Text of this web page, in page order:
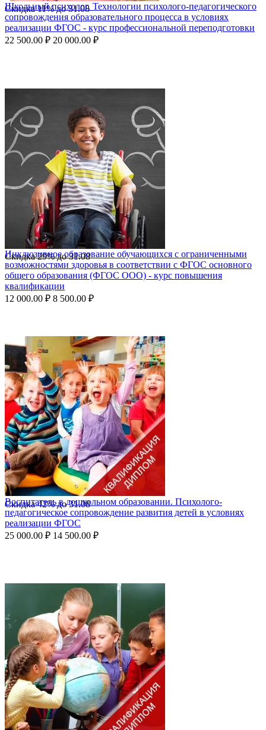
Скидка11%до31.08
Школьный психолог. Технологии психолого-педагогического
сопровождения образовательного процесса в условиях
реализации ФГОС - курс профессиональной переподготовки
22 500.00 ₽ 20 000.00 ₽
Скидка29%до31.08
Инклюзивное образование обучающихся с ограниченными
возможностями здоровья в соответствии с ФГОС основного
общего образования (ФГОС ООО) - курс повышения
квалификации
12 000.00 ₽ 8 500.00 ₽
Скидка42%до31.08
Воспитатель в дошкольном образовании. Психолого-
педагогическое сопровождение развития детей в условиях
реализации ФГОС
25 000.00 ₽ 14 500.00 ₽